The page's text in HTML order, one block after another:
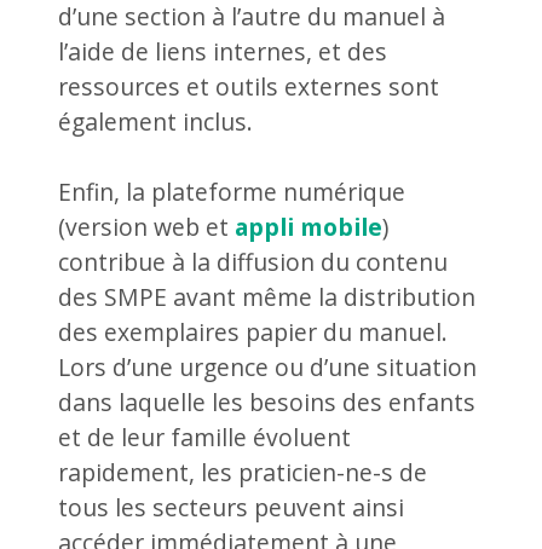
d’une section à l’autre du manuel à
l’aide de liens internes, et des
ressources et outils externes sont
également inclus.
Enfin, la plateforme numérique
(version web et appli mobile)
contribue à la diffusion du contenu
des SMPE avant même la distribution
des exemplaires papier du manuel.
Lors d’une urgence ou d’une situation
dans laquelle les besoins des enfants
et de leur famille évoluent
rapidement, les praticien-ne-s de
tous les secteurs peuvent ainsi
accéder immédiatement à une